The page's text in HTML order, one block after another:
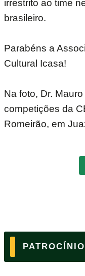
irrestrito ao time
brasileiro.
Parabéns a
Cultural Icasa!
Na foto, Dr.
competições da
Romeirão, em
PATROCÍNIO